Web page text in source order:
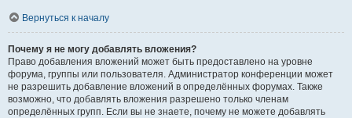
Вернуться к началу
Почему я не могу добавлять вложения?
Право добавления вложений может быть предоставлено на уровне
форума, группы или пользователя. Администратор конференции может
не разрешить добавление вложений в определённых форумах. Также
возможно, что добавлять вложения разрешено только членам
определённых групп. Если вы не знаете, почему не можете добавлять